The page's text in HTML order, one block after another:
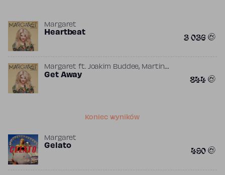
Margaret
Heartbeat 3 036
Margaret ft. Joakim Buddee, Martin
Eriksson,Olga Czyżykiewicz
Get Away 844
Koniec wyników
Margaret
Gelato 490